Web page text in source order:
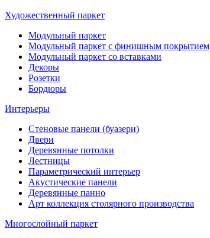
Художественный паркет
Модульный паркет
Модульный паркет с финишным покрытием
Модульный паркет со вставками
Декоры
Розетки
Бордюры
Интерьеры
Стеновые панели (буазери)
Двери
Деревянные потолки
Лестницы
Параметрический интерьер
Акустические панели
Деревянные панно
Арт коллекция столярного производства
Многослойный паркет